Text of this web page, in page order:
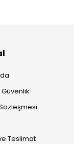
Teslimat